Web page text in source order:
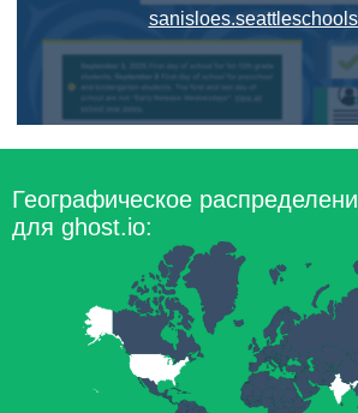
Географическое
для ghost.io: